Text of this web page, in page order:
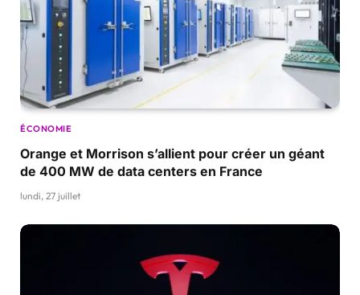
ÉCONOMIE
Orange et Morrison s’allient pour créer un géant
de 400 MW de data centers en France
lundi, 27 juillet